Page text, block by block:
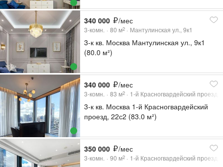
340 000 /мес
3-комн. 80 м2 Мантулинская ул., 9к1
3-к кв. Москва Мантулинская ул., 9к1
(80.0 м²)
340 000 /мес
3-комн. 83 м2 1-й Красногвардейский проезд,
3-к кв. Москва 1-й Красногвардейский
проезд, 22с2 (83.0 м²)
350 000 /мес
3-комн. 90 м2 1-й Красногвардейский проезд,